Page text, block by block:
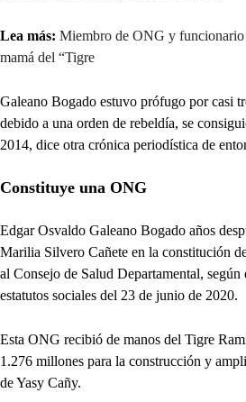
Lea más: Miembro de ONG y funcionario
mamá del “Tigre
Galeano Bogado estuvo prófugo por casi
debido a una orden de rebeldía, se
2014, dice otra crónica periodística de
Constituye una ONG
Edgar Osvaldo Galeano Bogado años
Marilia Silvero Cañete en la constitución
al Consejo de Salud Departamental,
estatutos sociales del 23 de junio de 2020.
Esta ONG recibió de manos del Tigre
1.276 millones para la construcción y
de Yasy Cañy.